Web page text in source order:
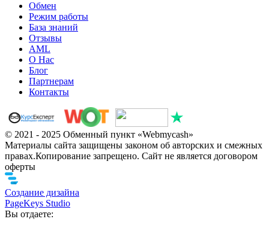
Обмен
Режим работы
База знаний
Отзывы
AML
О Нас
Блог
Партнерам
Контакты
© 2021 - 2025 Обменный пункт «Webmycash»
Материалы сайта защищены законом об авторских и смежных
правах.Копирование запрещено. Сайт не является договором
оферты
Создание дизайна
PageKeys Studio
Вы отдаете: